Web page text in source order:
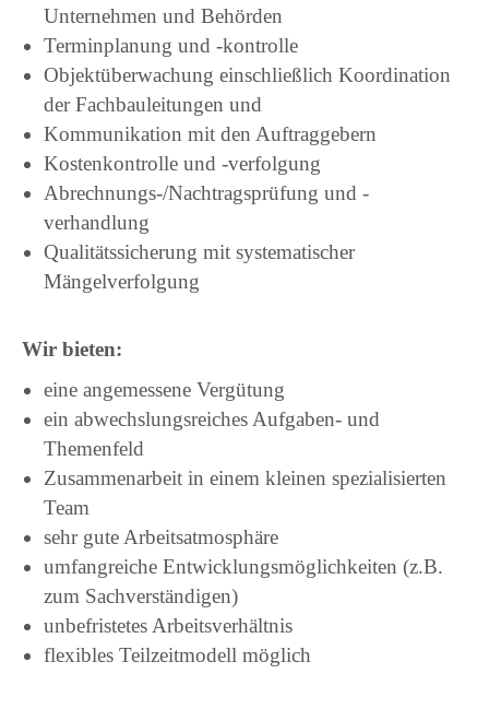
Unternehmen und Behörden
Terminplanung und -kontrolle
Objektüberwachung einschließlich Koordination
der Fachbauleitungen und
Kommunikation mit den Auftraggebern
Kostenkontrolle und -verfolgung
Abrechnungs-/Nachtragsprüfung und -
verhandlung
Qualitätssicherung mit systematischer
Mängelverfolgung
Wir bieten:
eine angemessene Vergütung
ein abwechslungsreiches Aufgaben- und
Themenfeld
Zusammenarbeit in einem kleinen spezialisierten
Team
sehr gute Arbeitsatmosphäre
umfangreiche Entwicklungsmöglichkeiten (z.B.
zum Sachverständigen)
unbefristetes Arbeitsverhältnis
flexibles Teilzeitmodell möglich